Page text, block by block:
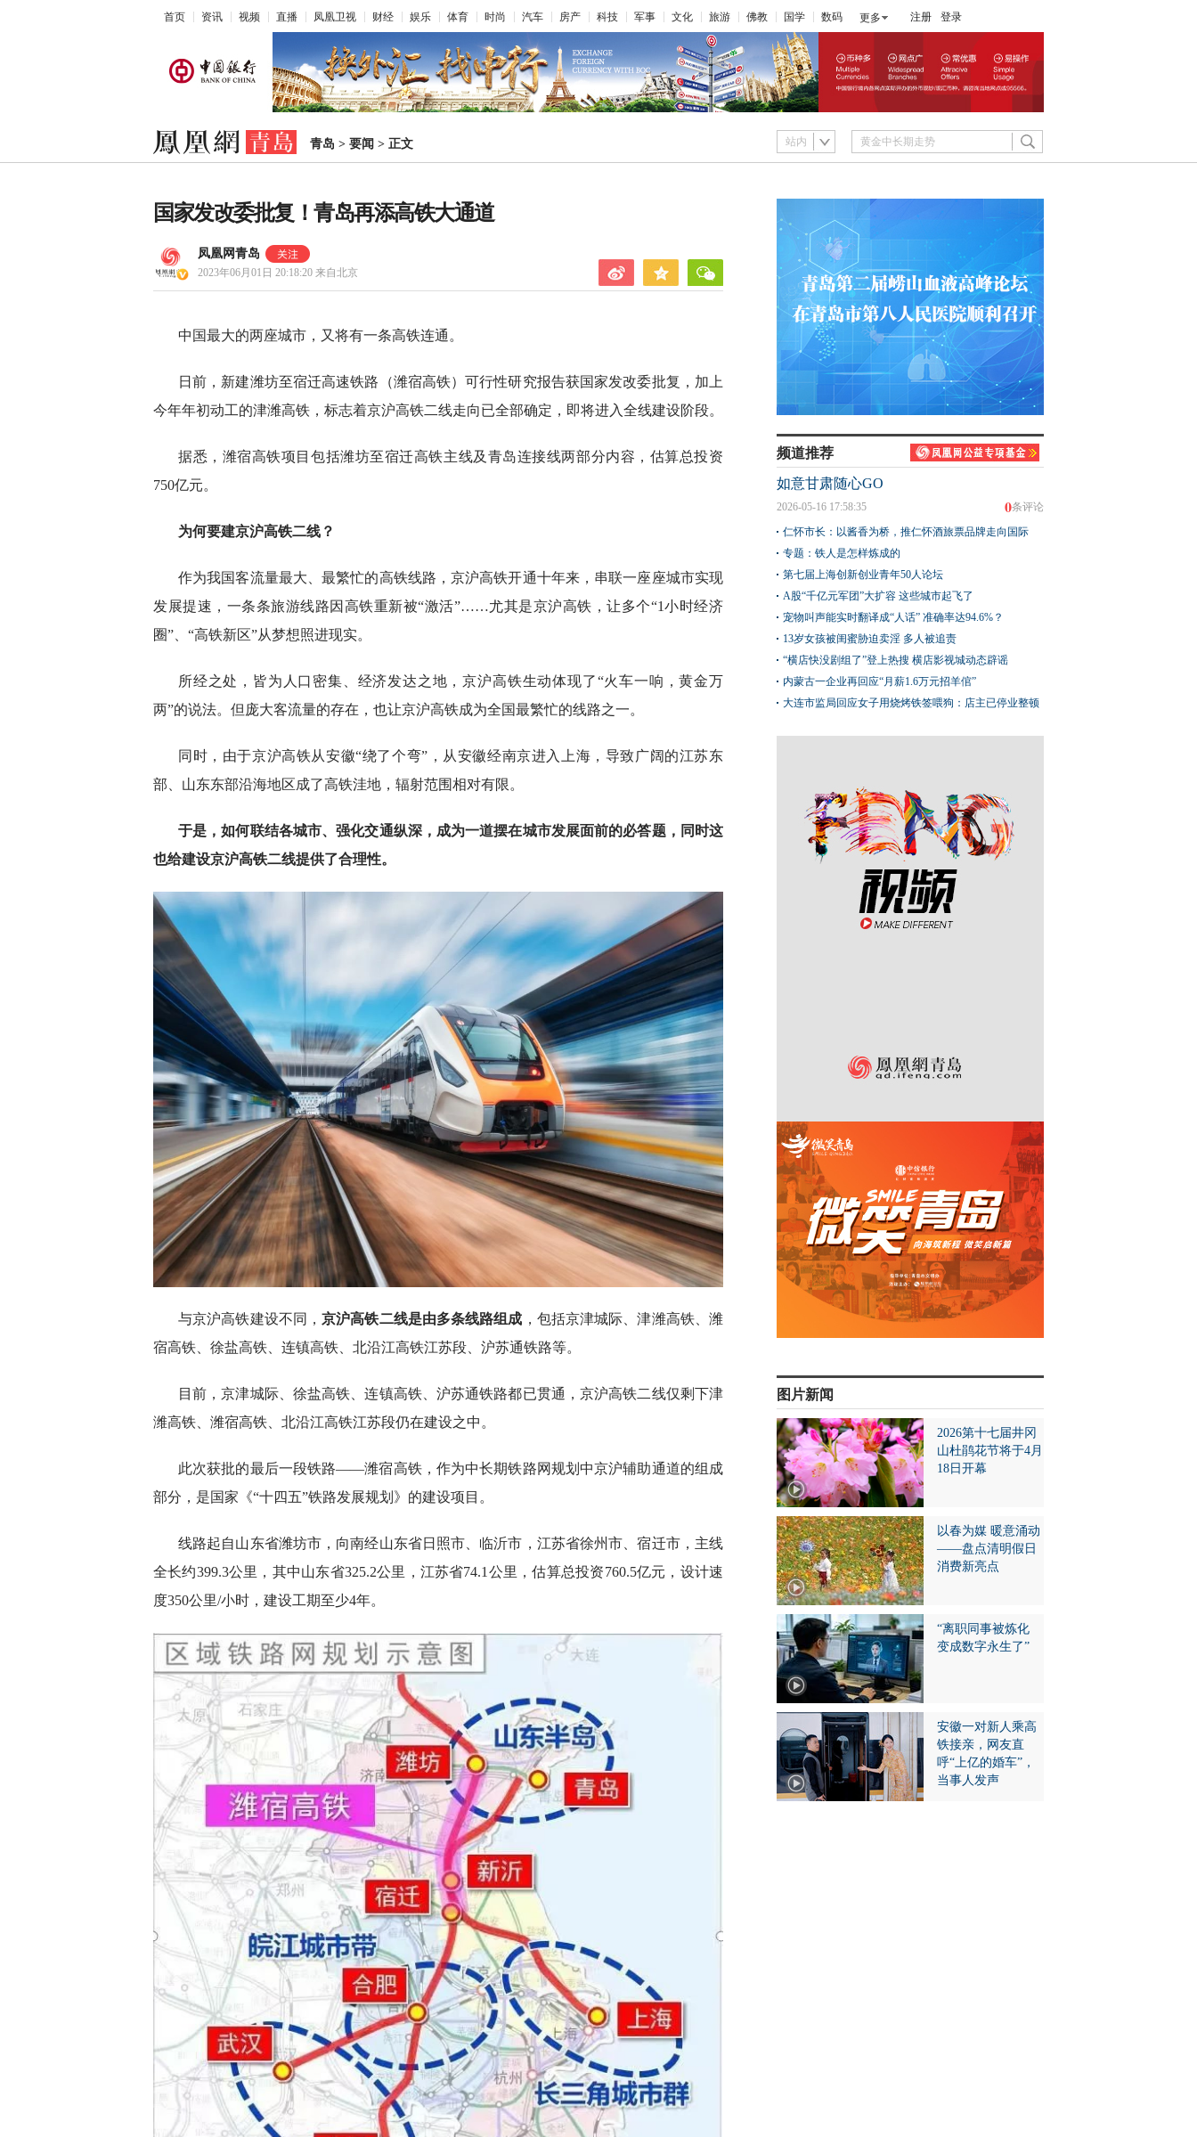
首页 资讯 视频 直播 凤凰卫视 财经 娱乐 体育 时尚 汽车 房产 科技 军事 文化 旅游 佛教 国学 数码 更多 注册 登录
青岛 > 要闻 > 正文 站内
国家发改委批复！青岛再添高铁大通道
凤凰网青岛
2023年06月01日 20:18:20 来自北京
中国最大的两座城市，又将有一条高铁连通。
日前，新建潍坊至宿迁高速铁路（潍宿高铁）可行性研究报告获国家发改委批复，加上
今年年初动工的津潍高铁，标志着京沪高铁二线走向已全部确定，即将进入全线建设阶段。
据悉，潍宿高铁项目包括潍坊至宿迁高铁主线及青岛连接线两部分内容，估算总投资
750亿元。
为何要建京沪高铁二线？
作为我国客流量最大、最繁忙的高铁线路，京沪高铁开通十年来，串联一座座城市实现
发展提速，一条条旅游线路因高铁重新被“激活”……尤其是京沪高铁，让多个“1小时经济
圈”、“高铁新区”从梦想照进现实。
所经之处，皆为人口密集、经济发达之地，京沪高铁生动体现了“火车一响，黄金万
两”的说法。但庞大客流量的存在，也让京沪高铁成为全国最繁忙的线路之一。
同时，由于京沪高铁从安徽“绕了个弯”，从安徽经南京进入上海，导致广阔的江苏东
部、山东东部沿海地区成了高铁洼地，辐射范围相对有限。
于是，如何联结各城市、强化交通纵深，成为一道摆在城市发展面前的必答题，同时这
也给建设京沪高铁二线提供了合理性。
与京沪高铁建设不同，京沪高铁二线是由多条线路组成 ，包括京津城际、津潍高铁、潍
宿高铁、徐盐高铁、连镇高铁、北沿江高铁江苏段、沪苏通铁路等。
目前，京津城际、徐盐高铁、连镇高铁、沪苏通铁路都已贯通，京沪高铁二线仅剩下津
潍高铁、潍宿高铁、北沿江高铁江苏段仍在建设之中。
此次获批的最后一段铁路——潍宿高铁，作为中长期铁路网规划中京沪辅助通道的组成
部分，是国家《“十四五”铁路发展规划》的建设项目。
线路起自山东省潍坊市，向南经山东省日照市、临沂市，江苏省徐州市、宿迁市，主线
全长约399.3公里，其中山东省325.2公里，江苏省74.1公里，估算总投资760.5亿元，设计速
度350公里/小时，建设工期至少4年。
频道推荐
如意甘肃随心GO
0条评论
2026-05-16 17:58:35
仁怀市长：以酱香为桥，推仁怀酒旅票品牌走向国际
专题：铁人是怎样炼成的
第七届上海创新创业青年50人论坛
A股“千亿元军团”大扩容 这些城市起飞了
宠物叫声能实时翻译成“人话” 准确率达94.6%？
13岁女孩被闺蜜胁迫卖淫 多人被追责
“横店快没剧组了”登上热搜 横店影视城动态辟谣
内蒙古一企业再回应“月薪1.6万元招羊倌”
大连市监局回应女子用烧烤铁签喂狗：店主已停业整顿
图片新闻
2026第十七届井冈
山杜鹃花节将于4月
18日开幕
以春为媒 暖意涌动
——盘点清明假日
消费新亮点
“离职同事被炼化
变成数字永生了”
安徽一对新人乘高
铁接亲，网友直
呼“上亿的婚车”，
当事人发声